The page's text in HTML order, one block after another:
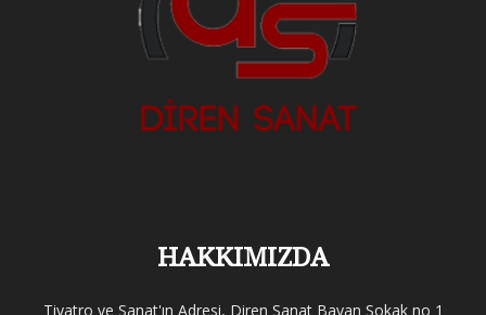
HAKKIMIZDA
Tiyatro ve Sanat'ın Adresi, Diren Sanat Bayan Sokak no 1